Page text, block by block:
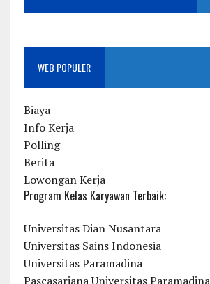
WEB POPULER
Biaya
Info Kerja
Polling
Berita
Lowongan Kerja
Program Kelas Karyawan Terbaik:
Universitas Dian Nusantara
Universitas Sains Indonesia
Universitas Paramadina
Pascasarjana Universitas Paramadina